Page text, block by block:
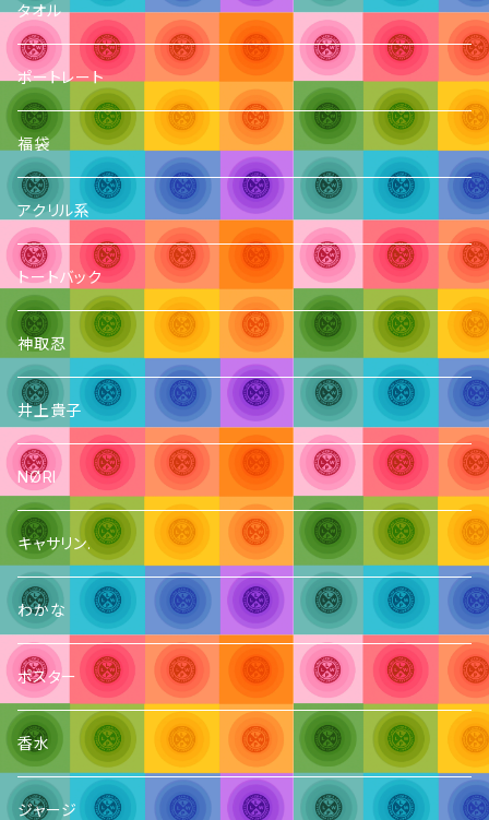
タオル
ポートレート
福袋
アクリル系
トートバック
神取忍
井上貴子
NØRI
キャサリン.
わかな
ポスター
香水
ジャージ